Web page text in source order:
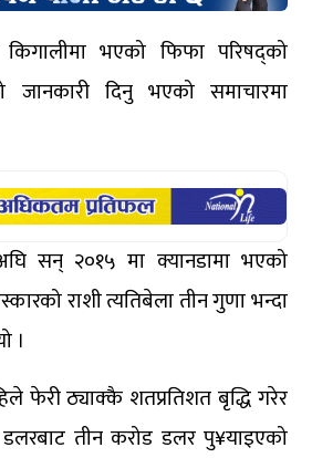
किगालीमा भएको फिफा परिषद्को
दिनु भएको समाचारमा
सन् २०१५ मा क्यानडामा भएको
राशी त्यतिबेला तीन गुणा भन्दा
।
फेरी ठ्याक्कै शतप्रतिशत बृद्धि गरेर
तीन करोड डलर पु¥याइएको